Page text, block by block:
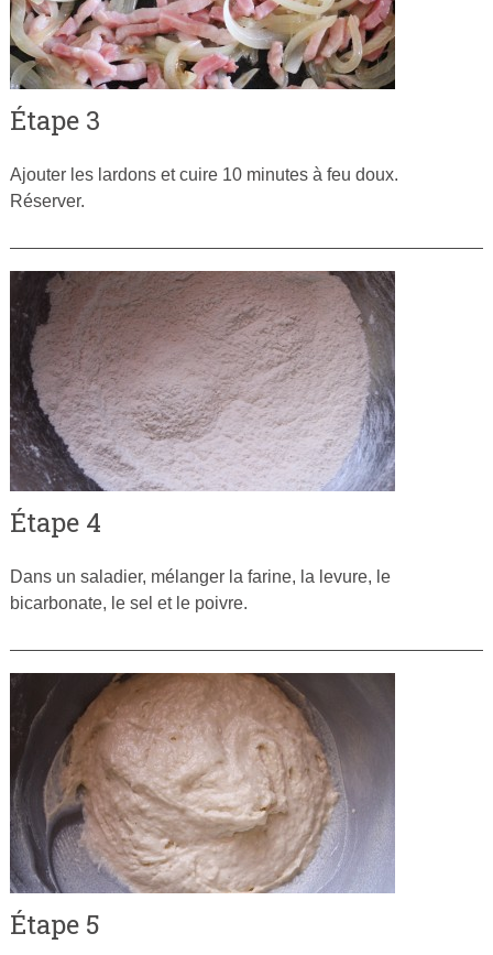
Étape 3
Ajouter les lardons et cuire 10 minutes à feu doux.
Réserver.
Étape 4
Dans un saladier, mélanger la farine, la levure, le
bicarbonate, le sel et le poivre.
Étape 5